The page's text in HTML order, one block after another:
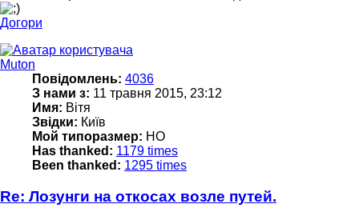
Догори
Muton
Повідомлень: 4036
З нами з: 11 травня 2015, 23:12
Имя: Вітя
Звідки: Київ
Мой типоразмер: НО
Has thanked: 1179 times
Been thanked: 1295 times
Re: Лозунги на откосах возле путей.